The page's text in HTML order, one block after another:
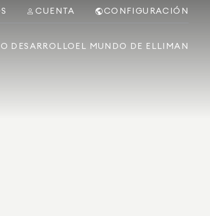
CUENTA CONFIGURACIÓN
DESARROLLO EL MUNDO DE ELLIMAN